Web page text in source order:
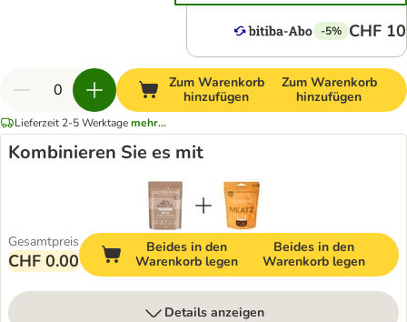
-5% CHF
Zum Warenkorb
hinzufügen
Zum Warenkorb
hinzufügen
Lieferzeit 2-5 Werktagemehr...
Kombinieren Sie es mit
Gesamtpreis
CHF 0.00
Beides in den
Warenkorb legen
Beides in den
Warenkorb legen
Details anzeigen